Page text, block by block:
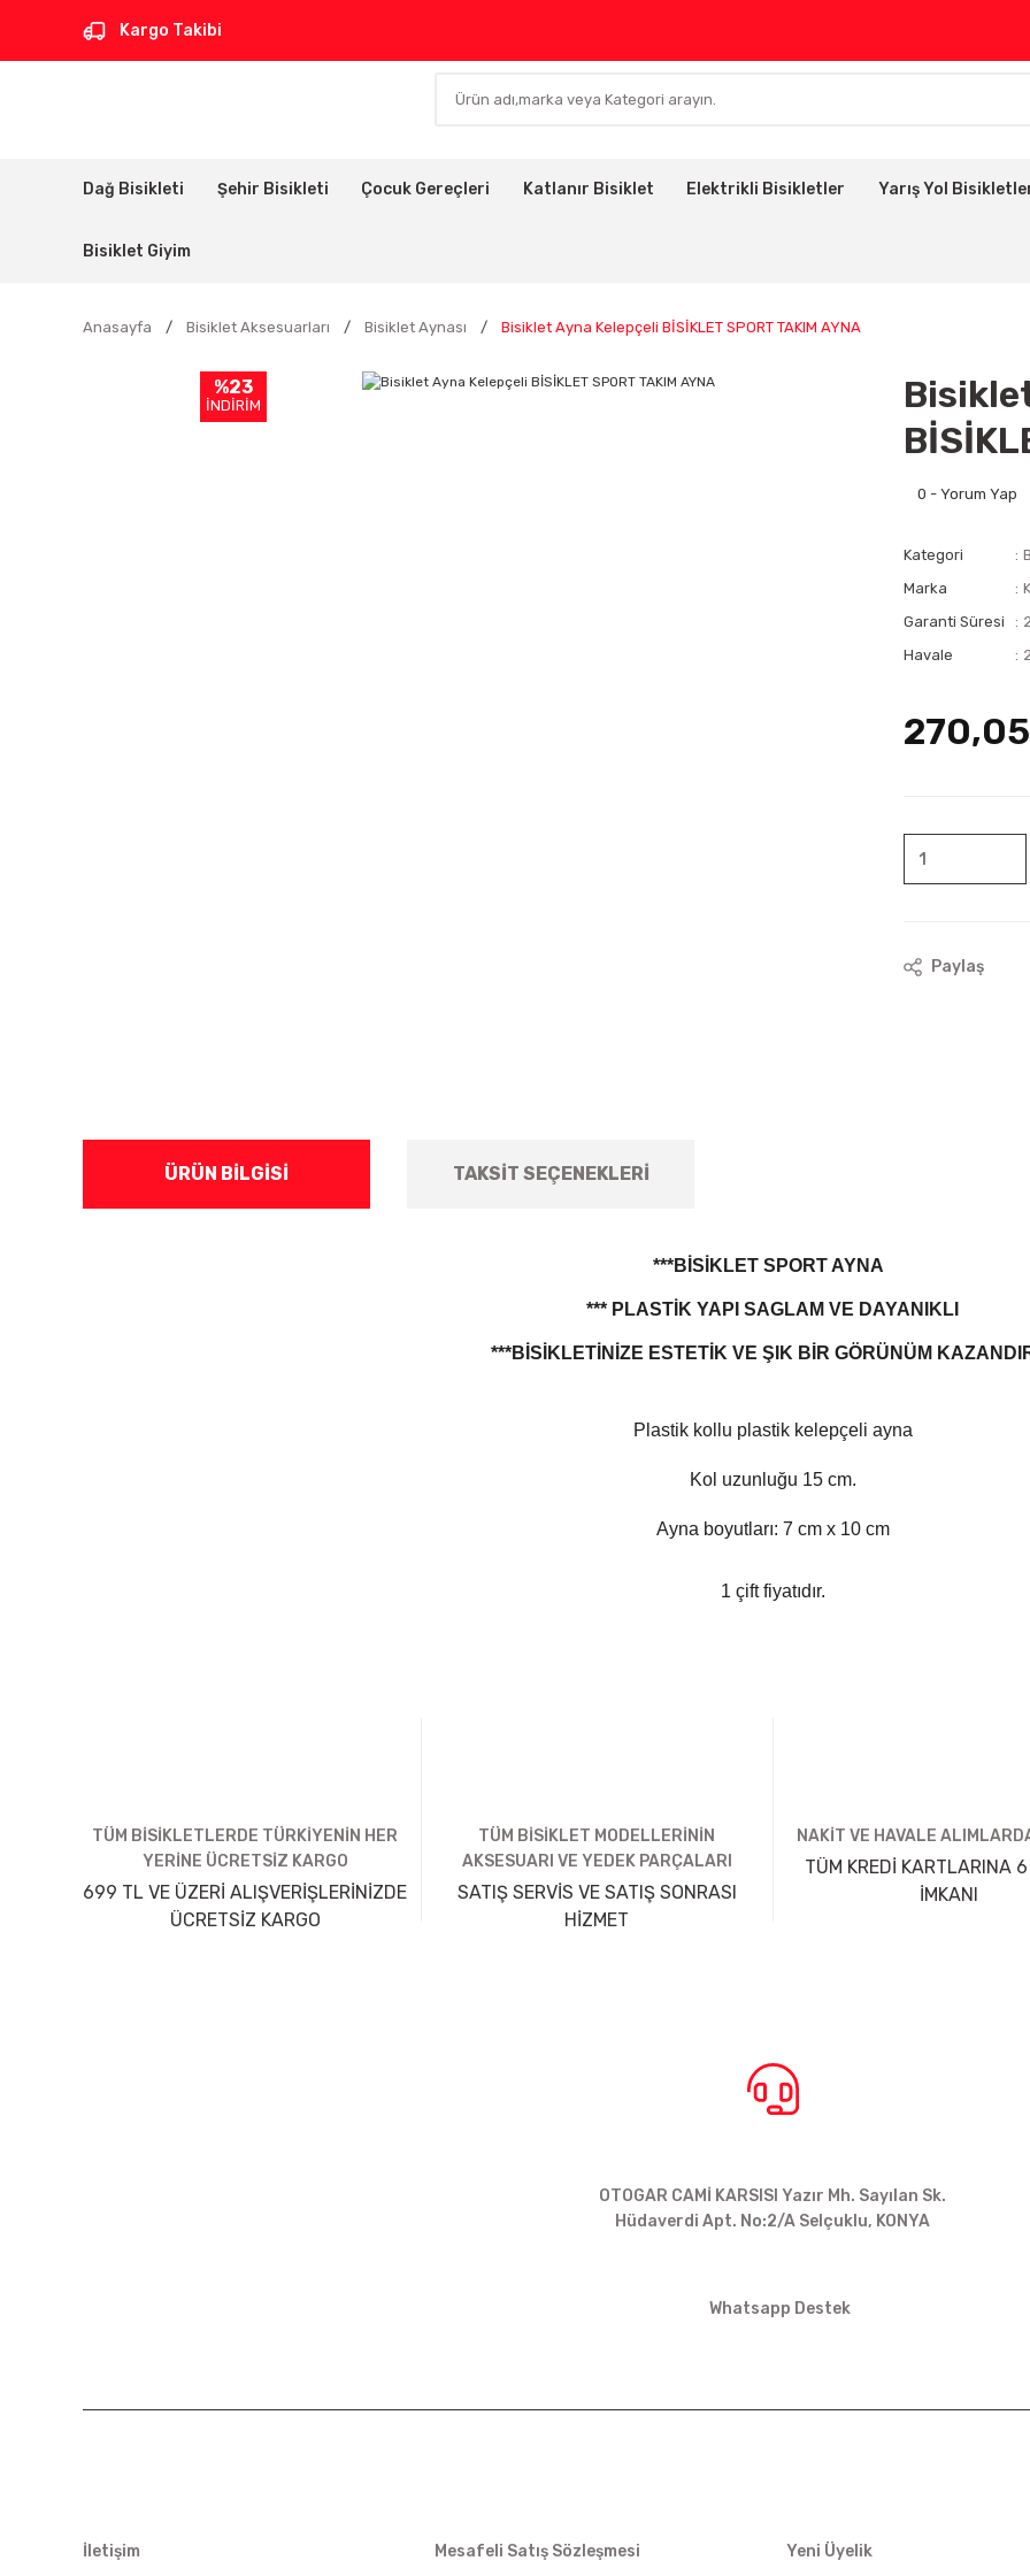
Kargo Takibi
Dağ Bisikleti Şehir Bisikleti Çocuk Gereçleri Katlanır Bisiklet Elektrikli Bisikletler Yarış Yol
Bisiklet Giyim
Anasayfa Bisiklet Aksesuarları Bisiklet Aynası Bisiklet Ayna Kelepçeli BİSİKLET SPORT TAKIM AYNA
%23
İNDİRİM
0 - Yorum Yap
Kategori
Marka
Garanti Süresi
Havale
Paylaş
ÜRÜN BILGISI TAKSIT SEÇENEKLERI
***BİSİKLET SPORT AYNA
*** PLASTİK YAPI SAGLAM VE DAYANIKLI
***BİSİKLETİNİZE ESTETİK VE ŞIK BİR GÖRÜNÜM
Plastik kollu plastik kelepçeli ayna
Kol uzunluğu 15 cm.
Ayna boyutları: 7 cm x 10 cm
1 çift fiyatıdır.
TÜM BİSİKLETLERDE TÜRKİYENİN HER
YERİNE ÜCRETSİZ KARGO
699 TL VE ÜZERİ ALIŞVERİŞLERİNİZDE
ÜCRETSİZ KARGO
TÜM BİSİKLET MODELLERİNİN
AKSESUARI VE YEDEK PARÇALARI
SATIŞ SERVİS VE SATIŞ SONRASI
HİZMET
NAKİT VE HAVALE
TÜM KREDİ KARTLARINA
İMKANI
OTOGAR CAMİ KARSISI Yazır Mh. Sayılan Sk.
Hüdaverdi Apt. No:2/A Selçuklu, KONYA
Whatsapp Destek
İletişim Mesafeli Satış Sözleşmesi Yeni Üyelik